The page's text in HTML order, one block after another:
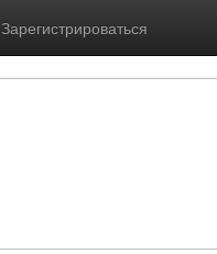
Зарегистрироваться